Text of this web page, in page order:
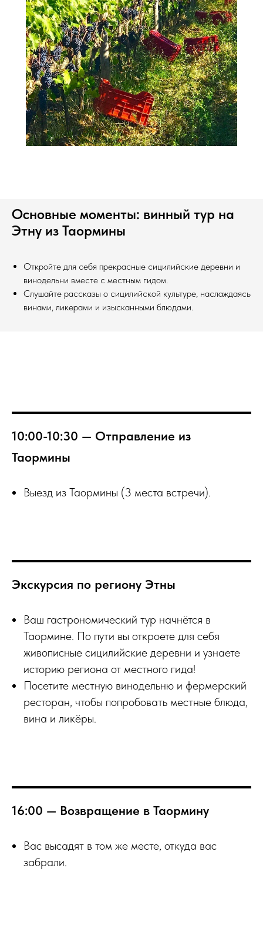
Основные моменты: винный тур на
Этну из Таормины
Откройте для себя прекрасные сицилийские деревни и
винодельни вместе с местным гидом.
Слушайте рассказы о сицилийской культуре, наслаждаясь
винами, ликерами и изысканными блюдами.
10:00-10:30 — Отправление из
Таормины
Выезд из Таормины (3 места встречи).
Экскурсия по региону Этны
Ваш гастрономический тур начнётся в
Таормине. По пути вы откроете для себя
живописные сицилийские деревни и узнаете
историю региона от местного гида!
Посетите местную винодельню и фермерский
ресторан, чтобы попробовать местные блюда,
вина и ликёры.
16:00 — Возвращение в Таормину
Вас высадят в том же месте, откуда вас
забрали.